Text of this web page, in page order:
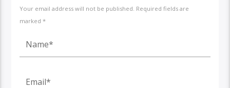
Your email address will not be published. Required fields are
marked *